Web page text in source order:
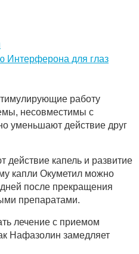
Интерферона для глаз
работу
несовместимы с
уменьшают действие друг
капель и развитие
капли Окуметил можно
после прекращения
препаратами.
лечение с приемом
Нафазолин замедляет